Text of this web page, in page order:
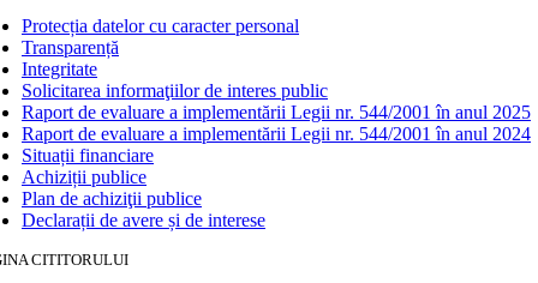
Protecția datelor cu caracter personal
Transparență
Integritate
Solicitarea informaţiilor de interes public
Raport de evaluare a implementării Legii nr. 544/2001 în anul 2025
Raport de evaluare a implementării Legii nr. 544/2001 în anul 2024
Situații financiare
Achiziții publice
Plan de achiziţii publice
Declarații de avere și de interese
CITITORULUI